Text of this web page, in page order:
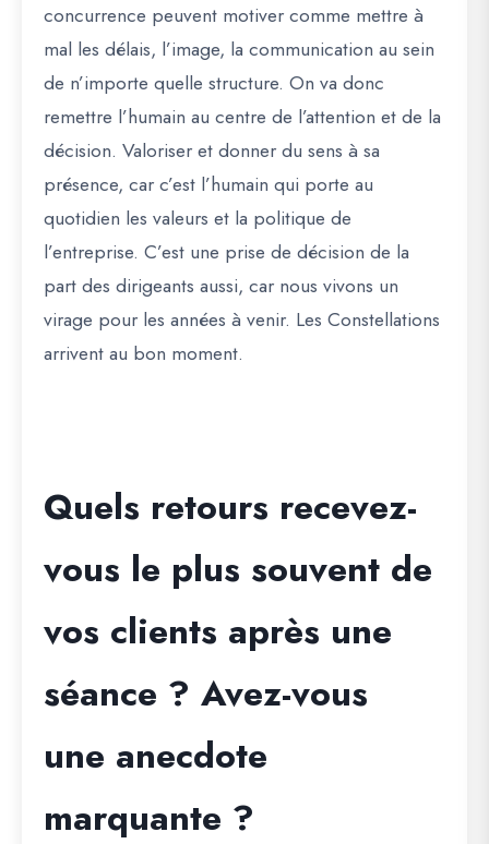
concurrence peuvent motiver comme mettre à
mal les délais, l’image, la communication au sein
de n’importe quelle structure. On va donc
remettre l’humain au centre de l’attention et de la
décision. Valoriser et donner du sens à sa
présence, car c’est l’humain qui porte au
quotidien les valeurs et la politique de
l’entreprise. C’est une prise de décision de la
part des dirigeants aussi, car nous vivons un
virage pour les années à venir. Les Constellations
arrivent au bon moment.
Quels retours recevez-
vous le plus souvent de
vos clients après une
séance ? Avez-vous
une anecdote
marquante ?